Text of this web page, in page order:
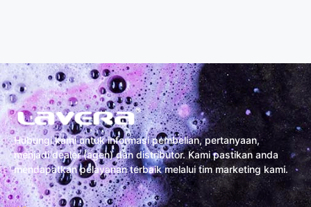
Hubungi kami untuk informasi pembelian, pertanyaan,
menjadi dealer (agen) dan distributor. Kami pastikan anda
mendapatkan pelayanan terbaik melalui tim marketing kami.